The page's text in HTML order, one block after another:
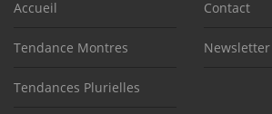
Accueil
Tendance Montres
Tendances Plurielles
Contact
Newsletter